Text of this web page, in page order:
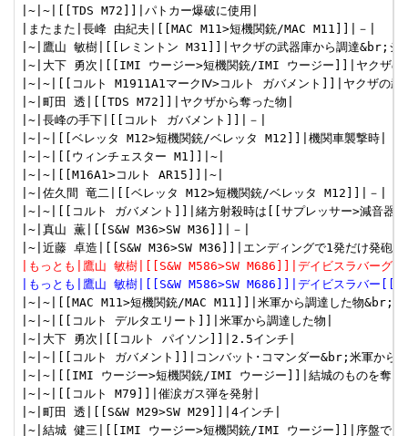
|~|~|[[TDS M72]]|パトカー爆破に使用|
|またまた|長峰 由紀夫|[[MAC M11>短機関銃/MAC M11]]|－|
|~|鷹山 敏樹|[[レミントン M31]]|ヤクザの武器庫から調達&br;シ
|~|大下 勇次|[[IMI ウージー>短機関銃/IMI ウージー]]|ヤクザの
|~|~|[[コルト M1911A1マークⅣ>コルト ガバメント]]|ヤクザの武
|~|町田 透|[[TDS M72]]|ヤクザから奪った物|
|~|長峰の手下|[[コルト ガバメント]]|－|
|~|~|[[ベレッタ M12>短機関銃/ベレッタ M12]]|機関車襲撃時|
|~|~|[[ウィンチェスター M1]]|~|
|~|~|[[M16A1>コルト AR15]]|~|
|~|佐久間 竜二|[[ベレッタ M12>短機関銃/ベレッタ M12]]|－|
|~|~|[[コルト ガバメント]]|緒方射殺時は[[サプレッサー>減音器
|~|真山 薫|[[S&W M36>SW M36]]|－|
|もっとも|鷹山 敏樹|[[S&W M586>SW M686]]|デイビスラバーグリ
|もっとも|鷹山 敏樹|[[S&W M586>SW M686]]|デイビスラバー[[
|~|~|[[MAC M11>短機関銃/MAC M11]]|米軍から調達した物
|~|~|[[コルト デルタエリート]]|米軍から調達した物|
|~|大下 勇次|[[コルト パイソン]]|2.5インチ|
|~|~|[[コルト ガバメント]]|コンバット･コマンダー&br;米軍から
|~|~|[[IMI ウージー>短機関銃/IMI ウージー]]|結城のものを奪
|~|~|[[コルト M79]]|催涙ガス弾を発射|
|~|町田 透|[[S&W M29>SW M29]]|4インチ|
|~|結城 健三|[[IMI ウージー>短機関銃/IMI ウージー]]|序盤で[[